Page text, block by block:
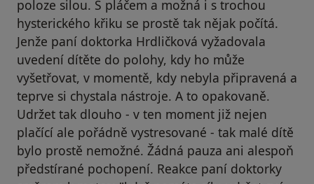
poloze silou. S pláčem a možná i s trochou
hysterického křiku se prostě tak nějak počítá.
Jenže paní doktorka Hrdličková vyžadovala
uvedení dítěte do polohy, kdy ho může
vyšetřovat, v momentě, kdy nebyla připravená a
teprve si chystala nástroje. A to opakovaně.
Udržet tak dlouho - v ten moment již nejen
plačící ale pořádně vystresované - tak malé dítě
bylo prostě nemožné. Žádná pauza ani alespoň
předstírané pochopení. Reakce paní doktorky